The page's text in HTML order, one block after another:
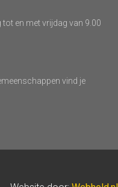
en met vrijdag van 9.00
vind je